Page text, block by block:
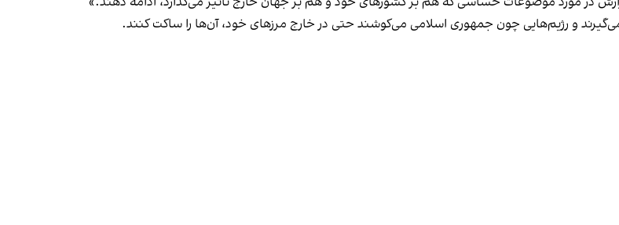
می‌گیرند و رژیم‌هایی چون جمهوری اسلامی می‌کوشند حتی در خارج مرزهای خود، آن‌ها را ساکت کنند.